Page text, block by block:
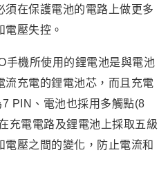
須在保護電池的電路上做更多
電壓失控 。
手機所使用的鋰電池是與電池
充電的鋰電池芯， 而且充電
PIN 、 電池也採用多觸點(8
充電電路及鋰電池上採取五級
電壓之間的變化，防止電流和